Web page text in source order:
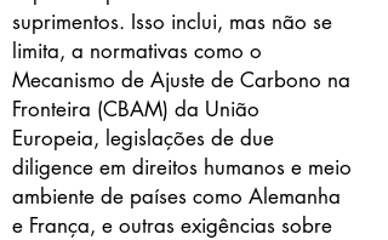
suprimentos. Isso inclui, mas não se
limita, a normativas como o
Mecanismo de Ajuste de Carbono na
Fronteira (CBAM) da União
Europeia, legislações de due
diligence em direitos humanos e meio
ambiente de países como Alemanha
e França, e outras exigências sobre